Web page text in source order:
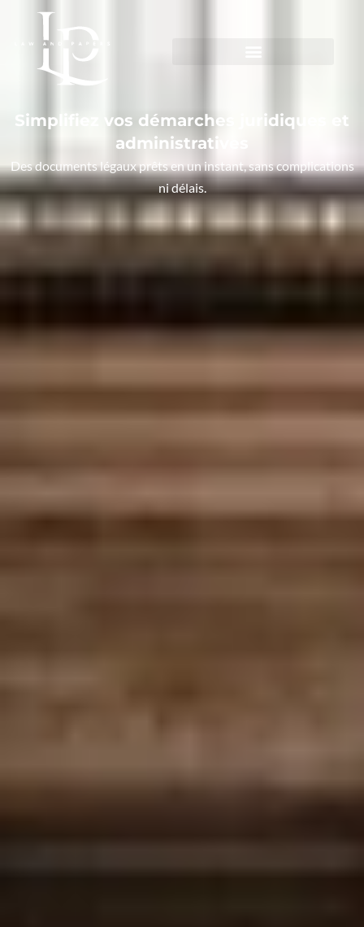
Simplifiez vos démarches juridiques et
administratives
Des documents légaux prêts en un instant, sans complications
ni délais.